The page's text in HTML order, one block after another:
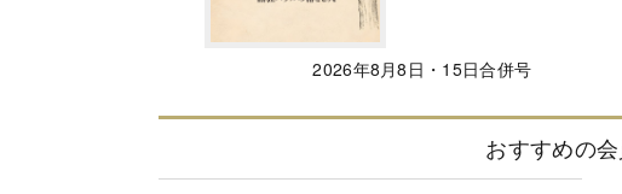
2026年8月8日・15日合併号
おすすめの